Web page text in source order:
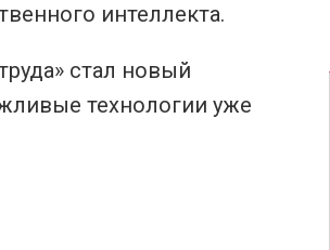
интеллекта.
стал новый
технологии уже